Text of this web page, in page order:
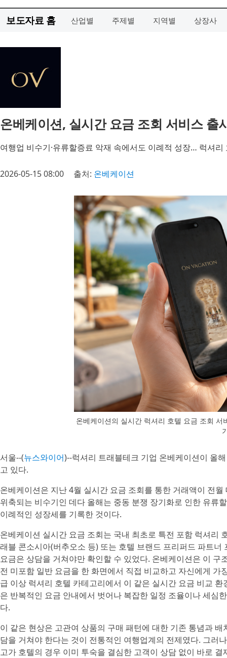
보도자료 홈 산업별 주제별 지역별 상장사
온베케이션, 실시간 요금 조회 서비스 출
여행업 비수기·유류할증료 악재 속에서도 이례적 성장… 럭셔리
2026-05-15 08:00 출처: 온베케이션
온베케이션의 실시간 럭셔리 호텔 요금 조회
서울--(뉴스와이어)--럭셔리 트래블테크 기업 온베케이션이 올
고 있다.
온베케이션은 지난 4월 실시간 요금 조회를 통한 거래액이 전
위축되는 비수기인 데다 올해는 중동 분쟁 장기화로 인한 유류
이례적인 성장세를 기록한 것이다.
온베케이션 실시간 요금 조회는 국내 최초로 특전 포함 럭셔리
래블 콘소시아(버추오소 등) 또는 호텔 브랜드 프리퍼드 파트
요금은 상담을 거쳐야만 확인할 수 있었다. 온베케이션은 이
전 미포함 일반 요금을 한 화면에서 직접 비교하고 자신에게
급 이상 럭셔리 호텔 카테고리에서 이 같은 실시간 요금 비교
은 반복적인 요금 안내에서 벗어나 복잡한 일정 조율이나 세심
다.
이 같은 현상은 고관여 상품의 구매 패턴에 대한 기존 통념과
담을 거쳐야 한다는 것이 전통적인 여행업계의 전제였다. 그러
고가 호텔의 경우 이미 투숙을 결심한 고객이 상담 없이 바로